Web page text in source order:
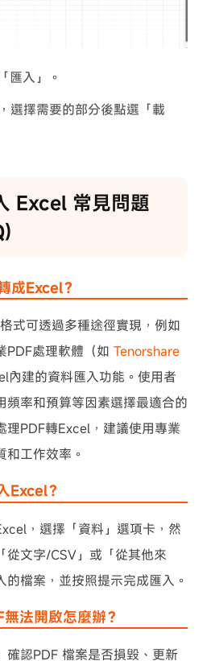
匯入」。
選擇需要的部分後點選「載
Excel 常見問題
成Excel？
式可透過多種途徑實現，例如
PDF處理軟體（如 Tenorshare
內建的資料匯入功能。使用者
頻率和預算等因素選擇最適合的
理PDF轉Excel，建議使用專業
工作效率。
Excel？
，選擇「資料」選項卡，然
從文字/CSV」或「從其他來
檔案，並按照提示完成匯入。
法開啟怎麼辦？
確認PDF 檔案是否損毀、更新